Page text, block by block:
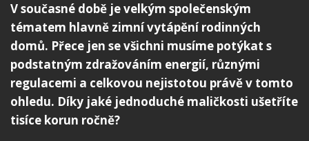
V současné době je velkým společenským
tématem hlavně zimní vytápění rodinných
domů. Přece jen se všichni musíme potýkat s
podstatným zdražováním energií, různými
regulacemi a celkovou nejistotou právě v tomto
ohledu. Díky jaké jednoduché maličkosti ušetříte
tisíce korun ročně?